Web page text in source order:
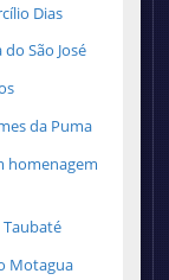
Dias
São José
da Puma
homenagem
Motagua